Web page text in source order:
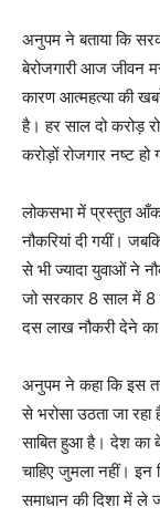
अनुपम ने बताया कि
बेरोजगारी आज जीवन
कारण आत्महत्या की
है। हर साल दो करोड़
करोड़ों रोजगार नष्ट हो
लोकसभा में प्रस्तुत
नौकरियां दी गयीं।
से भी ज्यादा युवाओं ने
जो सरकार 8 साल में 8
दस लाख नौकरी देने का
अनुपम ने कहा कि इस
से भरोसा उठता जा
साबित हुआ है। देश का
चाहिए जुमला नहीं। इन
समाधान की दिशा में ले